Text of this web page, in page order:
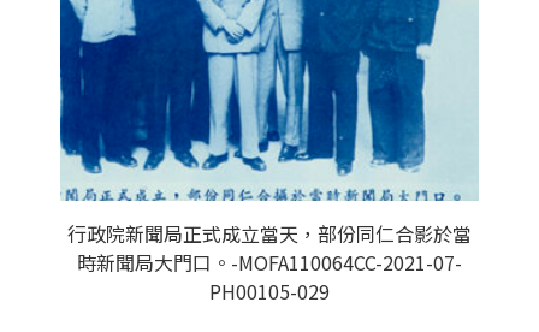
行政院新聞局正式成立當天，部份同仁合影於當
時新聞局大門口。-MOFA110064CC-2021-07-
PH00105-029